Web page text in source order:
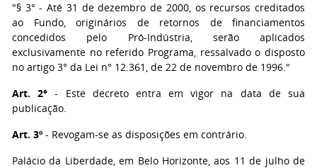
"§ 3° - Até 31 de dezembro de 2000, os recursos creditados
ao Fundo, originários de retornos de financiamentos
concedidos pelo Pró-Indústria, serão aplicados
exclusivamente no referido Programa, ressalvado o disposto
no artigo 3° da Lei n° 12.361, de 22 de novembro de 1996."
Art. 2° - Este decreto entra em vigor na data de sua
publicação.
Art. 3º - Revogam-se as disposições em contrário.
Palácio da Liberdade, em Belo Horizonte, aos 11 de julho de